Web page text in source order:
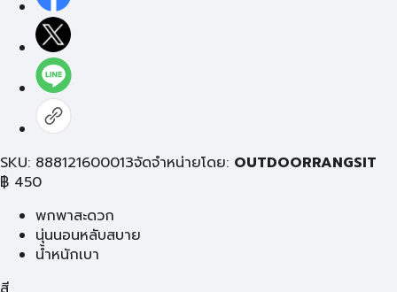
SKU: 888121600013จัดจำหน่ายโดย: OUTDOORRANGSIT
฿ 450
พกพาสะดวก
นุ่นนอนหลับสบาย
น้ำหนักเบา